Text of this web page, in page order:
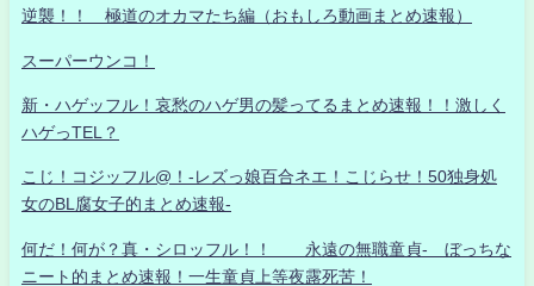
逆襲！！ 極道のオカマたち編（おもしろ動画まとめ速報）
スーパーウンコ！
新・ハゲッフル！哀愁のハゲ男の髪ってるまとめ速報！！激しく
ハゲっTEL？
こじ！コジッフル@！-レズっ娘百合ネエ！こじらせ！50独身処
女のBL腐女子的まとめ速報-
何だ！何が？真・シロッフル！！ 永遠の無職童貞- ぼっちな
ニート的まとめ速報！一生童貞上等夜露死苦！